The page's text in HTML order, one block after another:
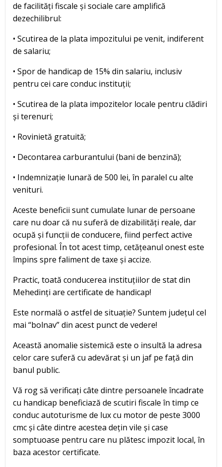
de facilități fiscale și sociale care amplifică
dezechilibrul:
• Scutirea de la plata impozitului pe venit, indiferent
de salariu;
• Spor de handicap de 15% din salariu, inclusiv
pentru cei care conduc instituții;
• Scutirea de la plata impozitelor locale pentru clădiri
și terenuri;
• Rovinietă gratuită;
• Decontarea carburantului (bani de benzină);
• Indemnizație lunară de 500 lei, în paralel cu alte
venituri.
Aceste beneficii sunt cumulate lunar de persoane
care nu doar că nu suferă de dizabilități reale, dar
ocupă și funcții de conducere, fiind perfect active
profesional. În tot acest timp, cetățeanul onest este
împins spre faliment de taxe și accize.
Practic, toată conducerea instituțiilor de stat din
Mehedinți are certificate de handicap!
Este normală o astfel de situație? Suntem județul cel
mai “bolnav” din acest punct de vedere!
Această anomalie sistemică este o insultă la adresa
celor care suferă cu adevărat și un jaf pe față din
banul public.
Vă rog să verificați câte dintre persoanele încadrate
cu handicap beneficiază de scutiri fiscale în timp ce
conduc autoturisme de lux cu motor de peste 3000
cmc și câte dintre acestea dețin vile și case
somptuoase pentru care nu plătesc impozit local, în
baza acestor certificate.